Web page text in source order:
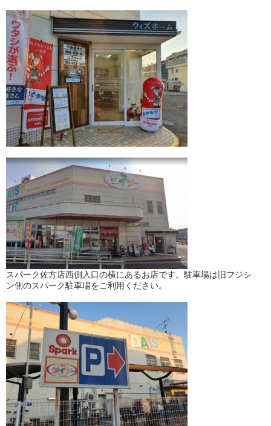
スパーク佐方店西側入口の横にあるお店です。駐車場は旧フジシ
ン側のスパーク駐車場をご利用ください。